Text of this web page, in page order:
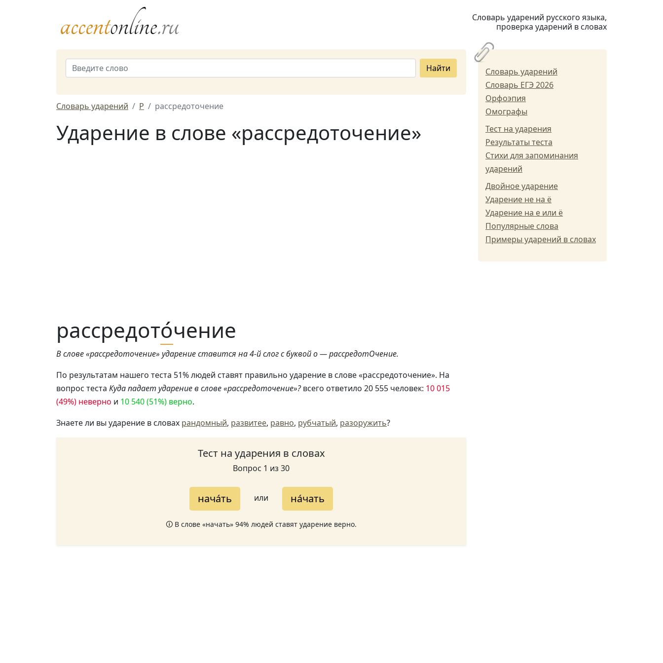
Словарь ударений русского языка,
проверка ударений в словах
Найти
Словарь ударений Р рассредоточение
Ударение в слове «рассредоточение»
рассредото́чение
В слове «рассредоточение» ударение ставится на 4-й слог с буквой о — рассредотОчение.
По результатам нашего теста 51% людей ставят правильно ударение в слове «рассредоточение». На
вопрос теста Куда падает ударение в слове «рассредоточение»?всего ответило 20 555 человек: 10 015
(49%) неверно и 10 540 (51%) верно.
Знаете ли вы ударение в словах рандомный, развитее, равно, рубчатый, разоружить?
Тест на ударения в словах
Вопрос 1 из 30
нача́ть или на́чать
🛈 В слове «начать» 94% людей ставят ударение верно.
Словарь ударений
Словарь ЕГЭ 2026
Орфоэпия
Омографы
Тест на ударения
Результаты теста
Стихи для запоминания
ударений
Двойное ударение
Ударение не на ё
Ударение на е или ё
Популярные слова
Примеры ударений в словах